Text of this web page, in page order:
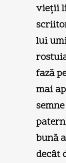
vieţii
lui
fază
mai
bună
decât